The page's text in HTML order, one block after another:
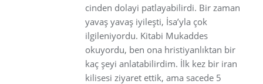
cinden dolayi patlayabilirdi. Bir zaman
yavaş yavaş iyileşti, İsa’yla çok
ilgileniyordu. Kitabi Mukaddes
okuyordu, ben ona hristiyanlıktan bir
kaç şeyi anlatabilirdim. İlk kez bir iran
kilisesi ziyaret ettik, ama sacede 5